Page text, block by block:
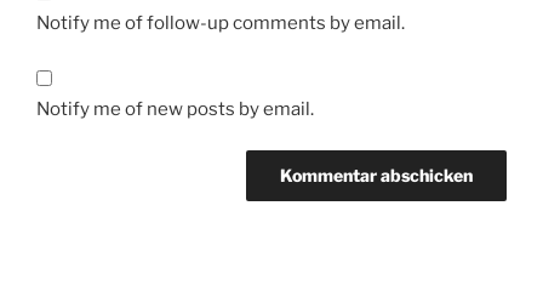
Notify me of follow-up comments by email.
Notify me of new posts by email.